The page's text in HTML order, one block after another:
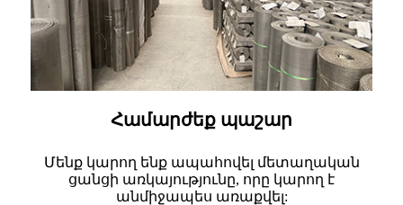
Համարժեք պաշար
Մենք կարող ենք ապահովել մետաղական
ցանցի առկայությունը, որը կարող է
անմիջապես առաքվել: